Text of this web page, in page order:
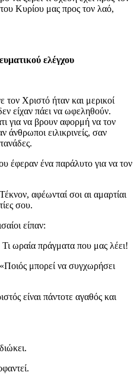
Κυρίου μας προς τον λαό,
ελέγχου
Χριστό ήταν και μερικοί
είχαν πάει να ωφεληθούν.
για να βρουν αφορμή να τον
άνθρωποι ειλικρινείς, σαν
έφεραν ένα παράλυτο για να τον
αφέωνταί σοι αι αμαρτίαι
σου.
είπαν:
ωραία πράγματα που μας λέει!
μπορεί να συγχωρήσει
είναι πάντοτε αγαθός και